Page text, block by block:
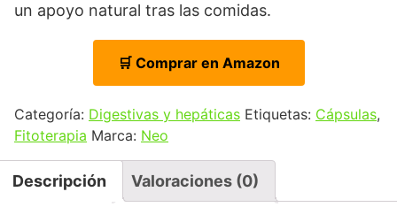
un apoyo natural tras las comidas.
🛒 Comprar en Amazon
Categoría: Digestivas y hepáticas Etiquetas: Cápsulas,
Fitoterapia Marca: Neo
Descripción Valoraciones (0)